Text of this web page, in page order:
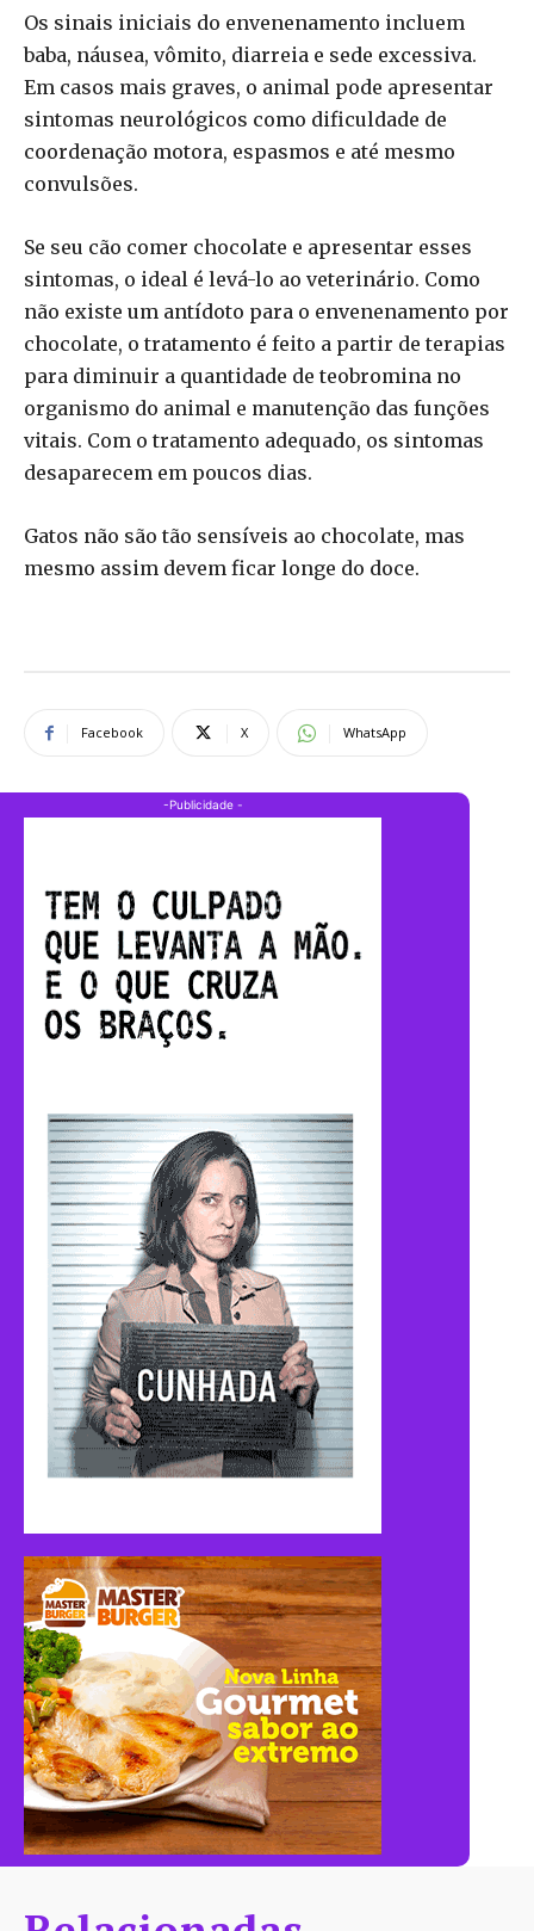
Os sinais iniciais do envenenamento incluem
baba, náusea, vômito, diarreia e sede excessiva.
Em casos mais graves, o animal pode apresentar
sintomas neurológicos como dificuldade de
coordenação motora, espasmos e até mesmo
convulsões.
Se seu cão comer chocolate e apresentar esses
sintomas, o ideal é levá-lo ao veterinário. Como
não existe um antídoto para o envenenamento por
chocolate, o tratamento é feito a partir de terapias
para diminuir a quantidade de teobromina no
organismo do animal e manutenção das funções
vitais. Com o tratamento adequado, os sintomas
desaparecem em poucos dias.
Gatos não são tão sensíveis ao chocolate, mas
mesmo assim devem ficar longe do doce.
Facebook X WhatsApp
-Publicidade -